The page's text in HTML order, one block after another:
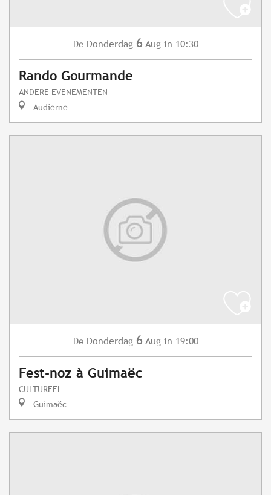
De Donderdag 6 Aug in 10:30
Rando Gourmande
ANDERE EVENEMENTEN
Audierne
De Donderdag 6 Aug in 19:00
Fest-noz à Guimaëc
CULTUREEL
Guimaëc